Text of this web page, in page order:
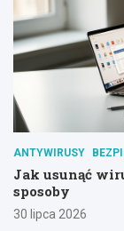
ANTYWIRUSY
Jak usunąć
sposoby
30 lipca 2026